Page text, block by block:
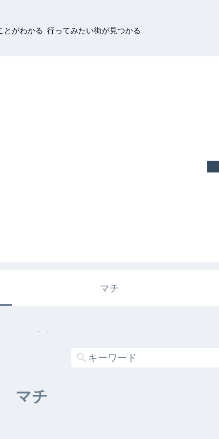
とがわかる 行ってみたい街が見つかる
マチ
キガタリ
マチ